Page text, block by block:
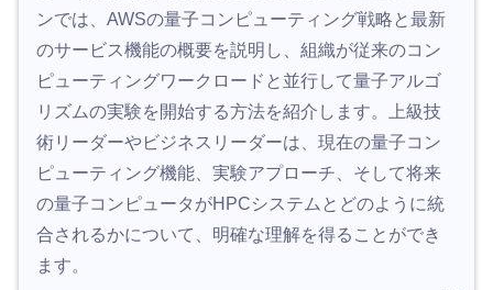
ンでは、AWSの量子コンピューティング戦略と最新
のサービス機能の概要を説明し、組織が従来のコン
ピューティングワークロードと並行して量子アルゴ
リズムの実験を開始する方法を紹介します。上級技
術リーダーやビジネスリーダーは、現在の量子コン
ピューティング機能、実験アプローチ、そして将来
の量子コンピュータがHPCシステムとどのように統
合されるかについて、明確な理解を得ることができ
ます。